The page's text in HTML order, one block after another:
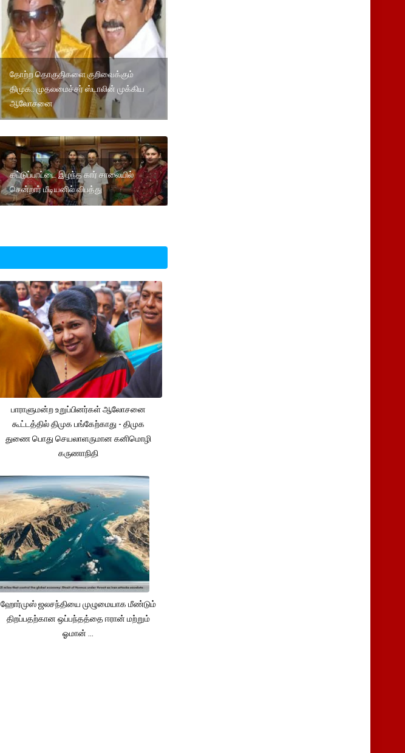
தோற்ற தொகுதிகளை குறிவைக்கும்
திமுக.. முதலமைச்சர் ஸ்டாலின் முக்கிய
ஆலோசனை
கட்டுப்பாட்டை இழந்த கார் சாலையில்
சென்றார் மீடியனில் விபத்து
பாராளுமன்ற உறுப்பினர்கள் ஆலோசனை
கூட்டத்தில் திமுக பங்கேற்காது - திமுக
துணை பொது செயலாளருமான கனிமொழி
கருணாநிதி
ஹோர்முஸ் ஜலசந்தியை முழுமையாக மீண்டும்
திறப்பதற்கான ஒப்பந்தத்தை ஈரான் மற்றும்
ஓமான் ...